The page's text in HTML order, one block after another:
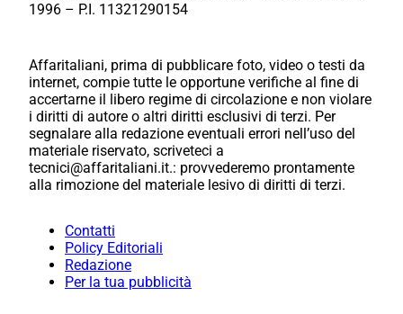
1996 – P.I. 11321290154
Affaritaliani, prima di pubblicare foto, video o testi da
internet, compie tutte le opportune verifiche al fine di
accertarne il libero regime di circolazione e non violare
i diritti di autore o altri diritti esclusivi di terzi. Per
segnalare alla redazione eventuali errori nell’uso del
materiale riservato, scriveteci a
tecnici@affaritaliani.it.: provvederemo prontamente
alla rimozione del materiale lesivo di diritti di terzi.
Contatti
Policy Editoriali
Redazione
Per la tua pubblicità